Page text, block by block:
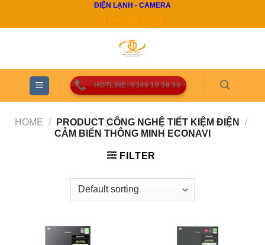
ĐIỆN LẠNH - CAMERA
HOTLINE: 0349 10 38 39
HOME / PRODUCT CÔNG NGHỆ TIẾT KIỆM ĐIỆN
/
CẢM BIẾN THÔNG MINH ECONAVI
FILTER